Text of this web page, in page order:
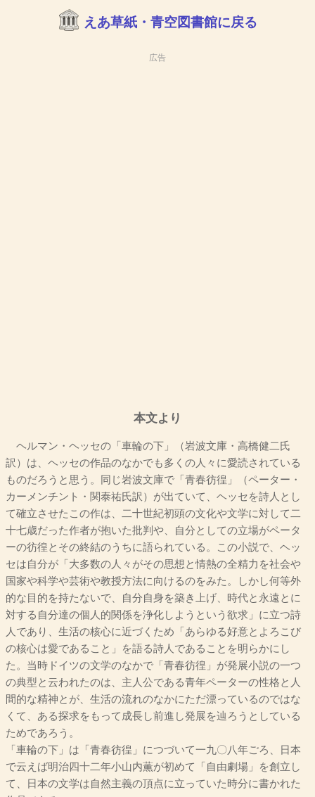
えあ草紙・青空図書館に戻る
広告
本文より
ヘルマン・ヘッセの「車輪の下」（岩波文庫・高橋健二氏
訳）は、ヘッセの作品のなかでも多くの人々に愛読されている
ものだろうと思う。同じ岩波文庫で「青春彷徨」（ペーター・
カーメンチント・関泰祐氏訳）が出ていて、ヘッセを詩人とし
て確立させたこの作は、二十世紀初頭の文化や文学に対して二
十七歳だった作者が抱いた批判や、自分としての立場がペータ
ーの彷徨とその終結のうちに語られている。この小説で、ヘッ
セは自分が「大多数の人々がその思想と情熱の全精力を社会や
国家や科学や芸術や教授方法に向けるのをみた。しかし何等外
的な目的を持たないで、自分自身を築き上げ、時代と永遠とに
対する自分達の個人的関係を浄化しようという欲求」に立つ詩
人であり、生活の核心に近づくため「あらゆる好意とよろこび
の核心は愛であること」を語る詩人であることを明らかにし
た。当時ドイツの文学のなかで「青春彷徨」が発展小説の一つ
の典型と云われたのは、主人公である青年ペーターの性格と人
間的な精神とが、生活の流れのなかにただ漂っているのではな
くて、ある探求をもって成長し前進し発展を辿ろうとしている
ためであろう。
「車輪の下」は「青春彷徨」につづいて一九〇八年ごろ、日本
で云えば明治四十二年小山内薫が初めて「自由劇場」を創立し
て、日本の文学は自然主義の頂点に立っていた時分に書かれた